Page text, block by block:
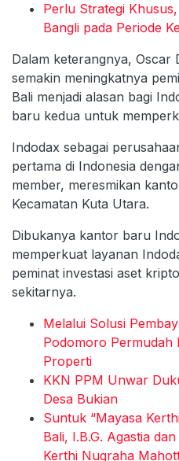
Perlu Strategi
Bangli pada Periode
Dalam keterangnya, Oscar
semakin meningkatnya
Bali menjadi alasan bagi
baru kedua untuk
Indodax sebagai
pertama di Indonesia
member, meresmikan
Kecamatan Kuta Utara.
Dibukanya kantor baru
memperkuat layanan
peminat investasi aset
sekitarnya.
Melalui Solusi
Podomoro Permudah
Properti
KKN PPM Unwar
Desa Bukian
Suntuk “Mayasa
Bali, I.B.G. Agastia
Kerthi Nugraha